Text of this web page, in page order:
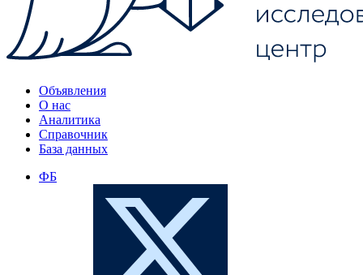
Объявления
О нас
Аналитика
Справочник
База данных
ФБ